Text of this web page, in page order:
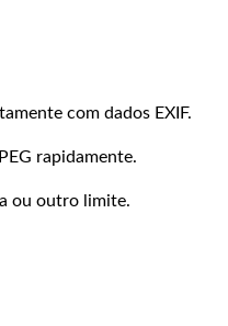
com dados EXIF.
rapidamente.
ou outro limite.